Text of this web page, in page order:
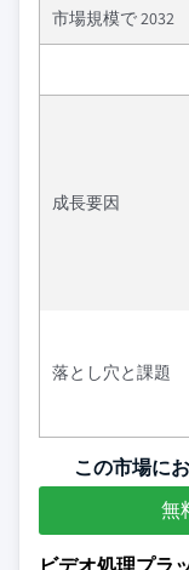
市場規模で 2032
成長要因
落とし穴と課題
この市場に
無